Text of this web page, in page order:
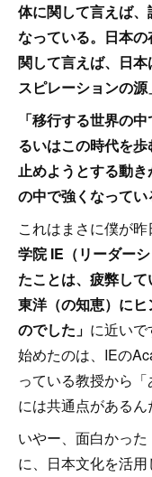
体に関して言えば
なっている。日本
関して言えば、日
スピレーションの源
「移行する世界の
るいはこの時代を
止めようとする動
の中で強くなってい
これはまさに僕が
学院 IE（リーダー
たことは、疲弊し
東洋（の知恵）に
のでした」 に近い
始めたのは、IEの
っている教授から
には共通点があるん
いやー、面白かっ
に、日本文化を活